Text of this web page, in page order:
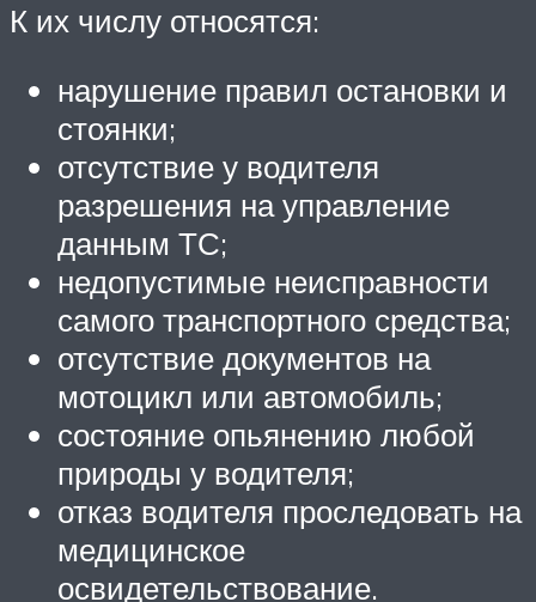
К их числу относятся:
нарушение правил остановки и
стоянки;
отсутствие у водителя
разрешения на управление
данным ТС;
недопустимые неисправности
самого транспортного средства;
отсутствие документов на
мотоцикл или автомобиль;
состояние опьянению любой
природы у водителя;
отказ водителя проследовать на
медицинское
освидетельствование.